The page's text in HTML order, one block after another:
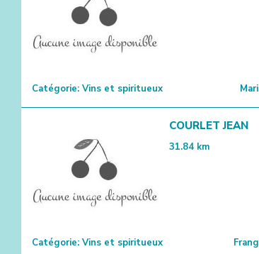
Catégorie: Vins et spiritueux
COURLET JEAN
31.84 km
Catégorie: Vins et spiritueux